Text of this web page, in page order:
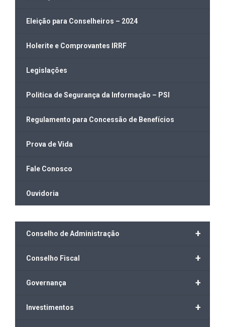
Eleição para Conselheiros – 2024
Holerite e Comprovantes IRRF
Legislações
Politica de Segurança da Informação – PSI
Regulamento para Concessão de Benefícios
Prova de Vida
Fale Conosco
Ouvidoria
+
Conselho de Administração
+
Conselho Fiscal
+
Governança
+
Investimentos